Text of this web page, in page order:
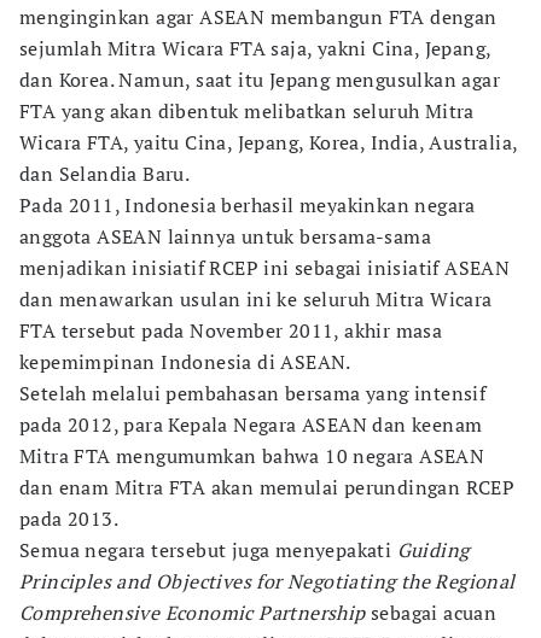
menginginkan agar ASEAN membangun FTA dengan
sejumlah Mitra Wicara FTA saja, yakni Cina, Jepang,
dan Korea. Namun, saat itu Jepang mengusulkan agar
FTA yang akan dibentuk melibatkan seluruh Mitra
Wicara FTA, yaitu Cina, Jepang, Korea, India, Australia,
dan Selandia Baru.
Pada 2011, Indonesia berhasil meyakinkan negara
anggota ASEAN lainnya untuk bersama-sama
menjadikan inisiatif RCEP ini sebagai inisiatif ASEAN
dan menawarkan usulan ini ke seluruh Mitra Wicara
FTA tersebut pada November 2011, akhir masa
kepemimpinan Indonesia di ASEAN.
Setelah melalui pembahasan bersama yang intensif
pada 2012, para Kepala Negara ASEAN dan keenam
Mitra FTA mengumumkan bahwa 10 negara ASEAN
dan enam Mitra FTA akan memulai perundingan RCEP
pada 2013.
Semua negara tersebut juga menyepakati Guiding
Principles and Objectives for Negotiating the Regional
Comprehensive Economic Partnershipsebagai acuan